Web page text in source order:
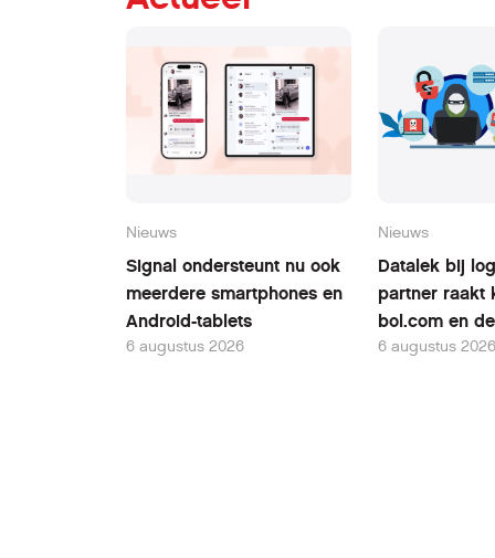
Nieuws
Signal ondersteunt nu ook
meerdere smartphones en
Android-tablets
6 augustus 2026
Nieuws
Datalek bij
partner raakt
bol.com en
6 augustus 2026